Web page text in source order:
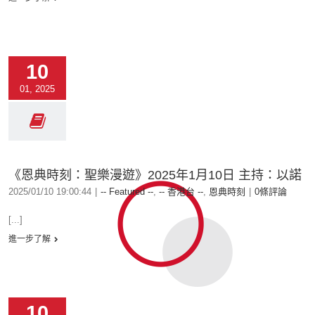
10
01, 2025
《恩典時刻：聖樂漫遊》2025年1月10日 主持：以諾
2025/01/10 19:00:44 -- Featured --, -- 香港台 --, 恩典時刻 0條評論
[...]
進一步了解